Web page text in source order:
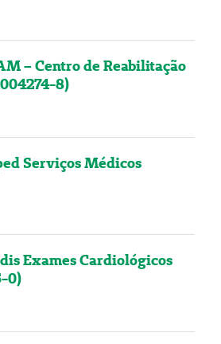
– Centro de Reabilitação
8)
Serviços Médicos
Exames Cardiológicos
0)